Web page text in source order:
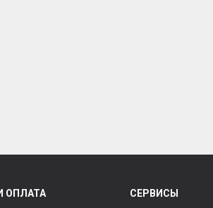
ОПЛАТА СЕРВИСЫ